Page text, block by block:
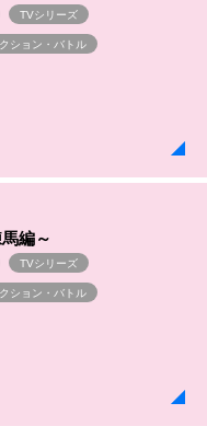
TVシリーズ
ション・バトル
編～
TVシリーズ
ション・バトル